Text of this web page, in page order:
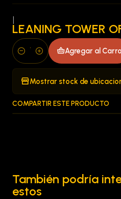
LEANING TOWER
Cantidad
Agregar al Carro
Mostrar stock de
COMPARTIR ESTE PRODUCTO
También podría
estos